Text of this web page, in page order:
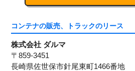
コンテナの販売、トラックのリース
株式会社 ダルマ
〒859-3451
長崎県佐世保市針尾東町1466番地